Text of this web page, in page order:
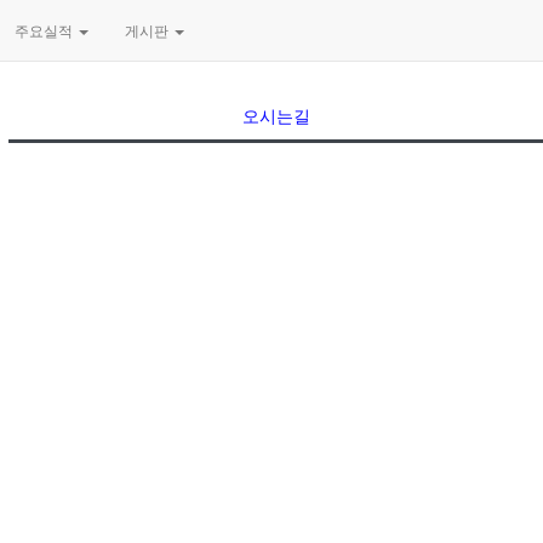
주요실적 게시판
오시는길